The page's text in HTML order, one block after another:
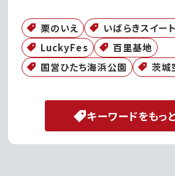
栗のいえ
いばらきスイー
LuckyFes
百里基地
国営ひたち海浜公園
茨城
キーワードをもっ